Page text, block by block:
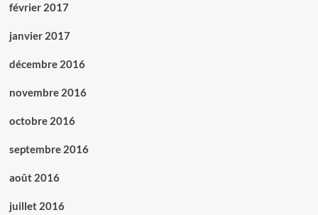
février 2017
janvier 2017
décembre 2016
novembre 2016
octobre 2016
septembre 2016
août 2016
juillet 2016